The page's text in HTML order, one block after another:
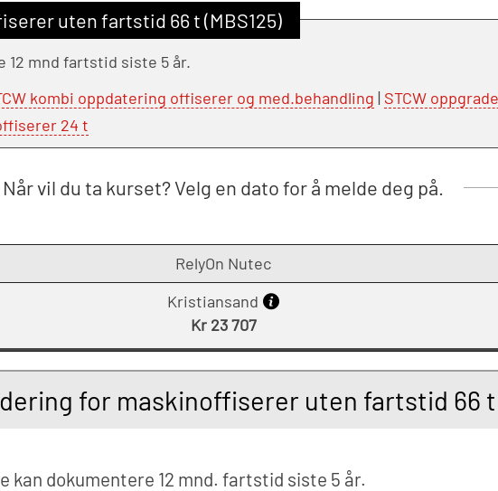
uten fartstid 66 t (MBS125)
12 mnd fartstid siste 5 år.
kombi oppdatering offiserer og med.behandling | STCW
24 t
Når vil du ta kurset? Velg en dato for å melde deg på.
RelyOn Nutec
Kristiansand
Kr 23 707
for maskinoffiserer uten fartstid 66 t
kan dokumentere 12 mnd. fartstid siste 5 år.